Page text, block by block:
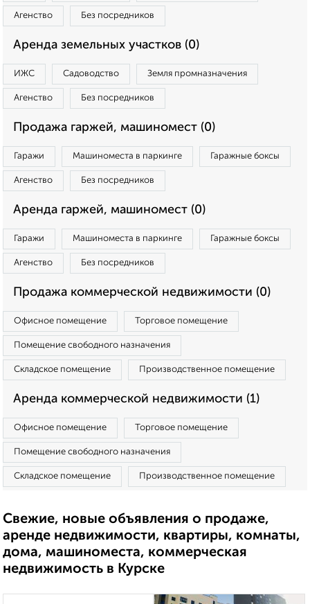
Агенство Без посредников
Аренда земельных участков (0)
ИЖС Садоводство Земля промназначения
Агенство Без посредников
Продажа гаржей, машиномест (0)
Гаражи Машиноместа в паркинге Гаражные боксы
Агенство Без посредников
Аренда гаржей, машиномест (0)
Гаражи Машиноместа в паркинге Гаражные боксы
Агенство Без посредников
Продажа коммерческой недвижимости (0)
Офисное помещение Торговое помещение
Помещение свободного назначения
Складское помещение Производственное помещение
Аренда коммерческой недвижимости (1)
Офисное помещение Торговое помещение
Помещение свободного назначения
Складское помещение Производственное помещение
Свежие, новые объявления о продаже,
аренде недвижимости, квартиры, комнаты,
дома, машиноместа, коммерческая
недвижимость в Курске